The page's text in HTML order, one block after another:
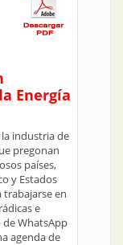
Energía
industria de
pregonan
países,
y Estados
trabajarse en
e
WhatsApp
agenda de